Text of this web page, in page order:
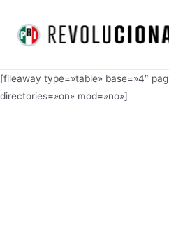
contenido
[fileaway type=»table» base=»4″
directories=»on» mod=»no»]